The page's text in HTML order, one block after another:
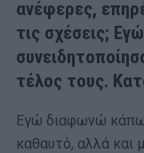
ανέφερες,
τις σχέσεις;
τέλος τους.
Εγώ διαφωνώ
καθαυτό, αλλά και